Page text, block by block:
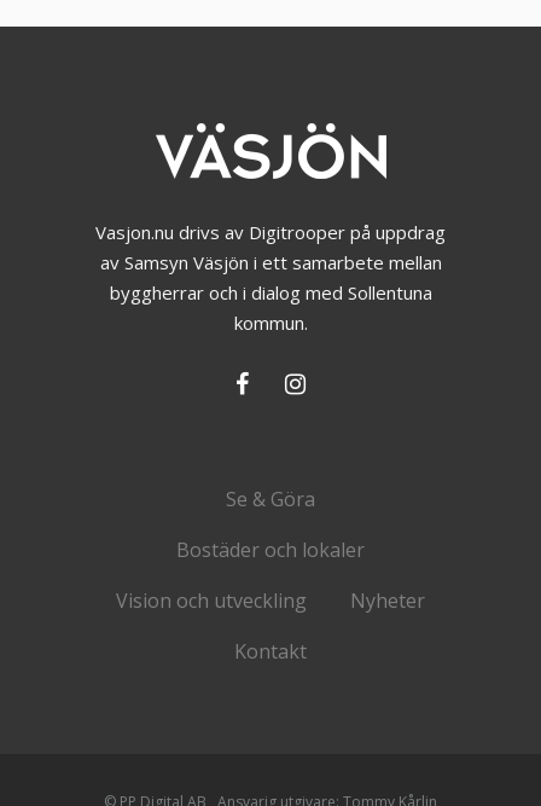
Vasjon.nu drivs av Digitrooper på uppdrag
av Samsyn Väsjön i ett samarbete mellan
byggherrar och i dialog med Sollentuna
kommun.
Se & Göra
Bostäder och lokaler
Vision och utveckling
Nyheter
Kontakt
© PP Digital AB Ansvarig utgivare: Tommy Kårlin